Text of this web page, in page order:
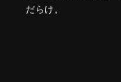
だらけ。